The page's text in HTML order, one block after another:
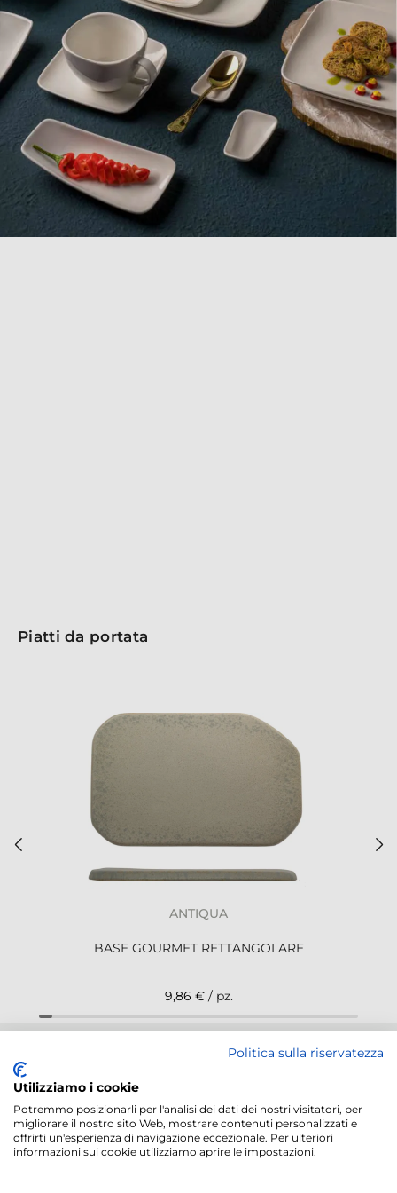
Piatti da portata
ANTIQUA
BASE GOURMET RETTANGOLARE
9,86 € / pz.
NEWSLETTER
Servizi offerti
Politica sulla riservatezza
Utilizziamo i cookie
Potremmo posizionarli per l'analisi dei dati dei nostri visitatori, per
migliorare il nostro sito Web, mostrare contenuti personalizzati e
offrirti un'esperienza di navigazione eccezionale. Per ulteriori
informazioni sui cookie utilizziamo aprire le impostazioni.